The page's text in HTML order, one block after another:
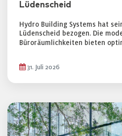
Lüdenscheid
Hydro Building Systems hat
Lüdenscheid bezogen. Die
Büroräumlichkeiten bieten
31. Juli 2026